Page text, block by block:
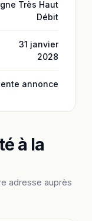
Très Haut
Débit
31 janvier
2028
annonce
à la
adresse auprès